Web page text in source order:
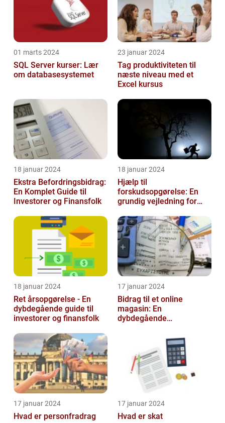
01 marts 2024
SQL Server kurser: Lær
om databasesystemet
23 januar 2024
Tag produktiviteten til
næste niveau med et
Excel kursus
18 januar 2024
Ekstra Befordringsbidrag:
En Komplet Guide til
Investorer og Finansfolk
18 januar 2024
Hjælp til
forskudsopgørelse: En
grundig vejledning for
18 januar 2024
Ret årsopgørelse - En
dybdegående guide til
investorer og finansfolk
17 januar 2024
Bidrag til et online
magasin: En
dybdegående
betydningen og
udviklingen over tid
17 januar 2024
Hvad er personfradrag
17 januar 2024
Hvad er skat